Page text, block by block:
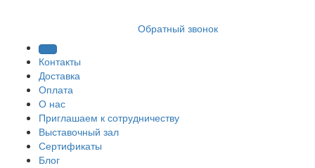
Обратный звонок
Контакты
Доставка
Оплата
О нас
Приглашаем к сотрудничеству
Выставочный зал
Сертификаты
Блог